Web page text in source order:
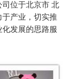
司位于北京市 北
产业，切实推
发展的思路服